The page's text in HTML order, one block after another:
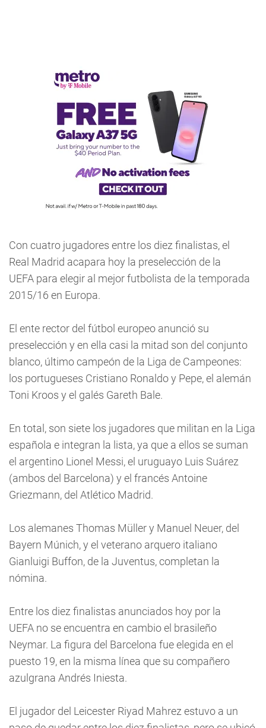
Con cuatro jugadores entre los diez finalistas, el
Real Madrid acapara hoy la preselección de la
UEFA para elegir al mejor futbolista de la temporada
2015/16 en Europa.
El ente rector del fútbol europeo anunció su
preselección y en ella casi la mitad son del conjunto
blanco, último campeón de la Liga de Campeones:
los portugueses Cristiano Ronaldo y Pepe, el alemán
Toni Kroos y el galés Gareth Bale.
En total, son siete los jugadores que militan en la Liga
española e integran la lista, ya que a ellos se suman
el argentino Lionel Messi, el uruguayo Luis Suárez
(ambos del Barcelona) y el francés Antoine
Griezmann, del Atlético Madrid.
Los alemanes Thomas Müller y Manuel Neuer, del
Bayern Múnich, y el veterano arquero italiano
Gianluigi Buffon, de la Juventus, completan la
nómina.
Entre los diez finalistas anunciados hoy por la
UEFA no se encuentra en cambio el brasileño
Neymar. La figura del Barcelona fue elegida en el
puesto 19, en la misma línea que su compañero
azulgrana Andrés Iniesta.
El jugador del Leicester Riyad Mahrez estuvo a un